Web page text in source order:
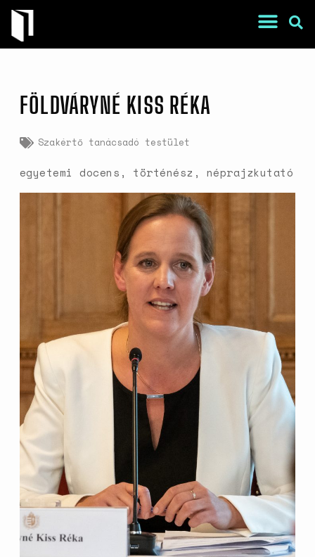
Zweiter Weltkrieg: Sexuelle
Gewalt als Kriegswaffe
Book of Sorrows: Kosovo War
Rape Survivors Tell Their
Stories
A háborús nemi erőszak és a
nőgyógyász lobbi hatása a
magyarországi
születésszabályozási
rendszerre
Bálsój szerelem a málenkij
robot idején
FÖLDVÁRYNÉ KISS RÉKA
Szakértő tanácsadó testület
egyetemi docens, történész, néprajzkutató